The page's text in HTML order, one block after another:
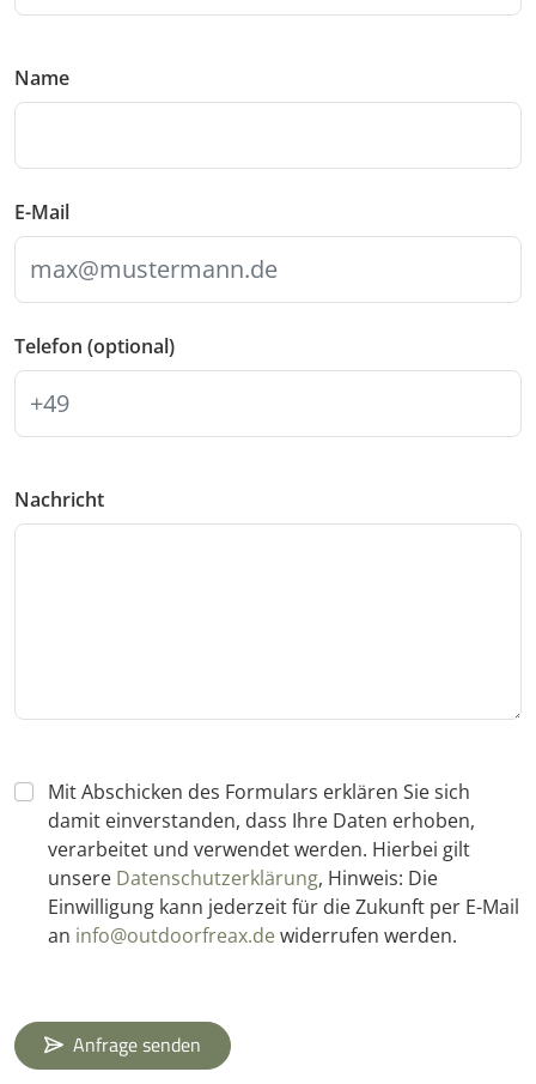
Name
E-Mail
Telefon (optional)
Nachricht
Mit Abschicken des Formulars erklären Sie sich
damit einverstanden, dass Ihre Daten erhoben,
verarbeitet und verwendet werden. Hierbei gilt
unsere Datenschutzerklärung, Hinweis: Die
Einwilligung kann jederzeit für die Zukunft per E-Mail
an info@outdoorfreax.dewiderrufen werden.
Anfrage senden